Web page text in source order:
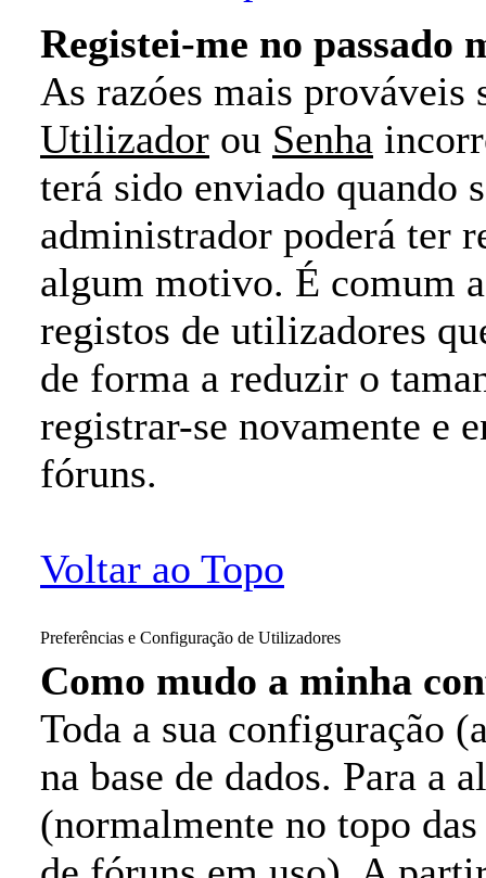
Registei-me no passado
As razóes mais prováveis
Utilizador ou Senha
terá sido enviado quando
administrador poderá ter
algum motivo. É comum
registos de utilizadores
de forma a reduzir o
registrar-se novamente e
fóruns.
Voltar ao Topo
Preferências e Configuração de Utilizadores
Como mudo a minha
Toda a sua configuração
na base de dados. Para a
(normalmente no topo